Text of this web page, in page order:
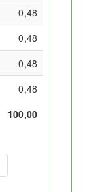
0,48
0,48
0,48
0,48
100,00